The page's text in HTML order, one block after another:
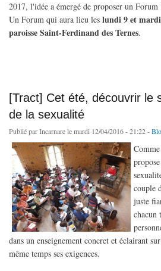
2017, l'idée a émergé de proposer un Forum
Un Forum qui aura lieu les lundi 9 et
paroisse Saint-Ferdinand des Ternes.
[Tract] Cet été, découvrir le
de la sexualité
Publié parIncarnarele mardi 12/04/2016 - 21:22 -
couple
juste
chacun
dans un enseignement concret et éclairant
même temps ses exigences.